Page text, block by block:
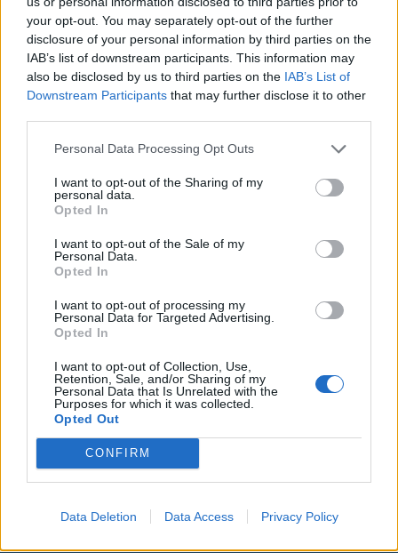
your opt-out. You may separately opt-out of the further
disclosure of your personal information by third parties on the
IAB’s list of downstream participants. This information may
also be disclosed by us to third parties on the IAB’s List of
Downstream Participants that may further disclose it to other
Personal Data Processing Opt Outs
I want to opt-out of the Sharing of my
personal data.
Opted In
I want to opt-out of the Sale of my
Personal Data.
Opted In
I want to opt-out of processing my
Personal Data for Targeted Advertising.
Opted In
I want to opt-out of Collection, Use,
Retention, Sale, and/or Sharing of my
Personal Data that Is Unrelated with the
Purposes for which it was collected.
Opted Out
CONFIRM
Data Deletion Data Access Privacy Policy